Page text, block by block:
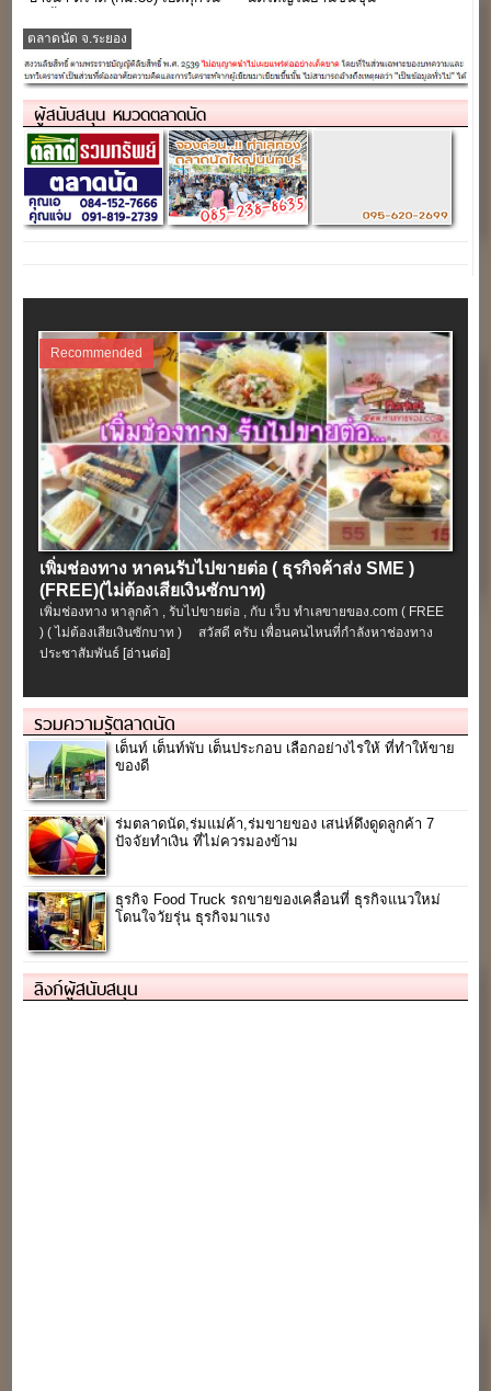
ตลาดนัด จ.ระยอง
ผู้สนับสนุน หมวดตลาดนัด
Recommended
เพิ่มช่องทาง หาคนรับไปขายต่อ ( ธุรกิจค้าส่ง SME )
(FREE)(ไม่ต้องเสียเงินซักบาท)
เพิ่มช่องทาง หาลูกค้า , รับไปขายต่อ , กับ เว็บ ทำเลขายของ.com ( FREE
) ( ไม่ต้องเสียเงินซักบาท ) สวัสดี ครับ เพื่อนคนไหนที่กำลังหาช่องทาง
ประชาสัมพันธ์ [อ่านต่อ]
รวมความรู้ตลาดนัด
เต็นท์ เต็นท์พับ เต็นประกอบ เลือกอย่างไรให้ ที่ทำให้ขาย
ของดี
ร่มตลาดนัด,ร่มแม่ค้า,ร่มขายของ เสน่ห์ดึงดูดลูกค้า 7
ปัจจัยทำเงิน ที่ไม่ควรมองข้าม
ธุรกิจ Food Truck รถขายของเคลื่อนที่ ธุรกิจแนวใหม่
โดนใจวัยรุ่น ธุรกิจมาแรง
ลิงก์ผู้สนับสนุน